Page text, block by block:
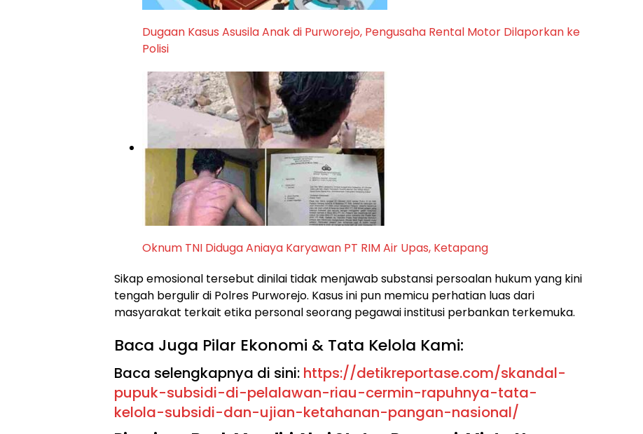
Dugaan Kasus Asusila Anak di Purworejo, Pengusaha Rental Motor Dilaporkan ke
Polisi
Oknum TNI Diduga Aniaya Karyawan PT RIM Air Upas, Ketapang
​Sikap emosional tersebut dinilai tidak menjawab substansi persoalan hukum yang kini
tengah bergulir di Polres Purworejo. Kasus ini pun memicu perhatian luas dari
masyarakat terkait etika personal seorang pegawai institusi perbankan terkemuka.
​Baca Juga Pilar Ekonomi & Tata Kelola Kami:
Baca selengkapnya di sini: https://detikreportase.com/skandal-
pupuk-subsidi-di-pelalawan-riau-cermin-rapuhnya-tata-
kelola-subsidi-dan-ujian-ketahanan-pangan-nasional/